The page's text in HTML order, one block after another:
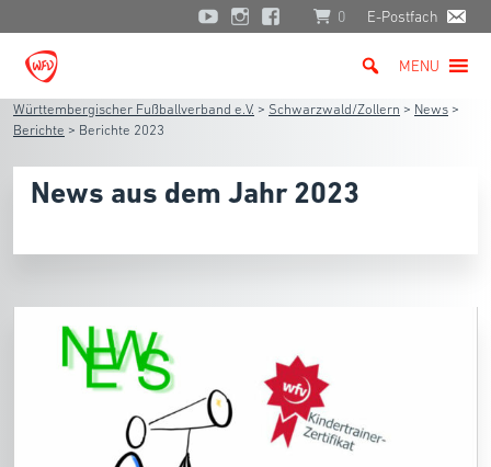
0 E-Postfach
MENU
Württembergischer Fußballverband e.V. > Schwarzwald/Zollern > News >
Berichte > Berichte 2023
News aus dem Jahr 2023